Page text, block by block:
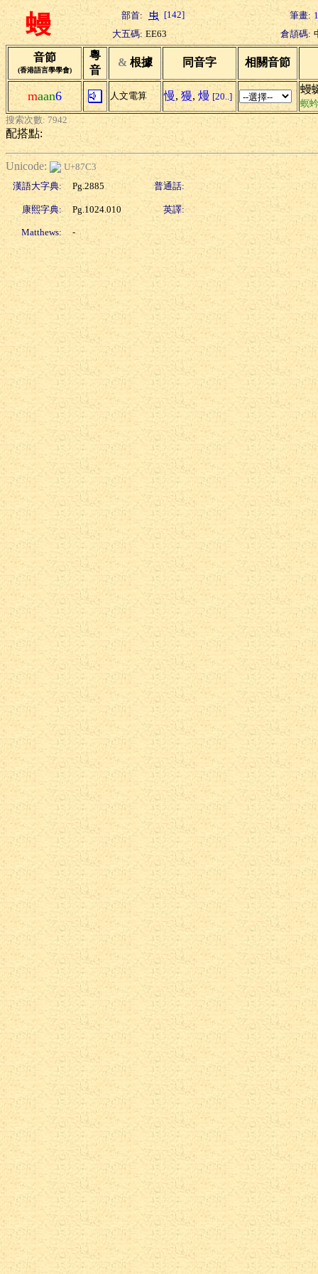
蟃 部首: [142] 筆畫:
大五碼: EE63 倉頡碼:
音節
(香港語言學學會)
粵
音
& 根據 同音字 相關音節
maan6 人文電算 慢, 獌, 熳 [20..]
蟃
螟
搜索次數: 7942
配搭點:
Unicode:
U+87C3
漢語大字典:
Pg.2885 普通話:
康熙字典: Pg.1024.010 英譯:
Matthews: -